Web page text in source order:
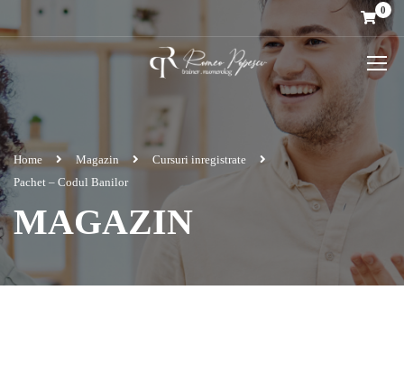
0
Home Magazin
Cursuri inregistrate
Pachet – Codul Banilor
MAGAZIN